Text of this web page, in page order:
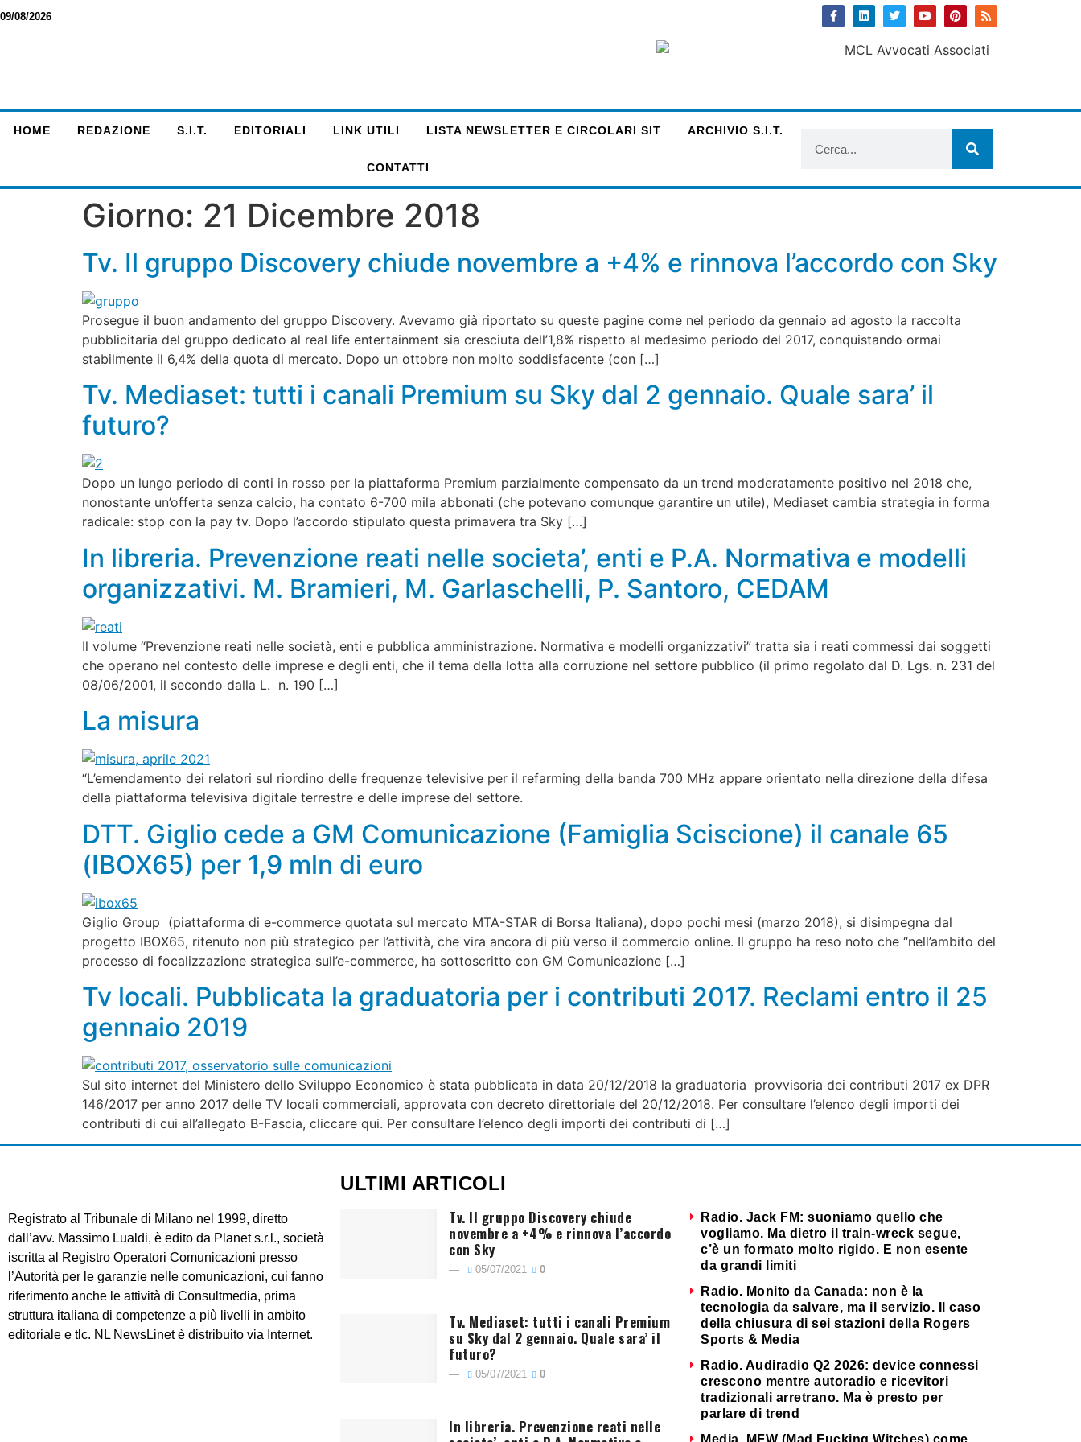
09/08/2026
HOME REDAZIONE S.I.T. EDITORIALI LINK UTILI LISTA NEWSLETTER E CIRCOLARI SIT ARCHIVIO S.I.T.
CONTATTI
Giorno: 21 Dicembre 2018
Tv. Il gruppo Discovery chiude novembre a +4% e rinnova l’accordo con Sky
Prosegue il buon andamento del gruppo Discovery. Avevamo già riportato su queste pagine come nel periodo da gennaio ad agosto la raccolta
pubblicitaria del gruppo dedicato al real life entertainment sia cresciuta dell’1,8% rispetto al medesimo periodo del 2017, conquistando ormai
stabilmente il 6,4% della quota di mercato. Dopo un ottobre non molto soddisfacente (con […]
Tv. Mediaset: tutti i canali Premium su Sky dal 2 gennaio. Quale sara’ il
futuro?
Dopo un lungo periodo di conti in rosso per la piattaforma Premium parzialmente compensato da un trend moderatamente positivo nel 2018 che,
nonostante un’offerta senza calcio, ha contato 6-700 mila abbonati (che potevano comunque garantire un utile), Mediaset cambia strategia in forma
radicale: stop con la pay tv. Dopo l’accordo stipulato questa primavera tra Sky […]
In libreria. Prevenzione reati nelle societa’, enti e P.A. Normativa e modelli
organizzativi. M. Bramieri, M. Garlaschelli, P. Santoro, CEDAM
Il volume “Prevenzione reati nelle società, enti e pubblica amministrazione. Normativa e modelli organizzativi” tratta sia i reati commessi dai soggetti
che operano nel contesto delle imprese e degli enti, che il tema della lotta alla corruzione nel settore pubblico (il primo regolato dal D. Lgs. n. 231 del
08/06/2001, il secondo dalla L. n. 190 […]
La misura
“L’emendamento dei relatori sul riordino delle frequenze televisive per il refarming della banda 700 MHz appare orientato nella direzione della difesa
della piattaforma televisiva digitale terrestre e delle imprese del settore.
DTT. Giglio cede a GM Comunicazione (Famiglia Sciscione) il canale 65
(IBOX65) per 1,9 mln di euro
Giglio Group (piattaforma di e-commerce quotata sul mercato MTA-STAR di Borsa Italiana), dopo pochi mesi (marzo 2018), si disimpegna dal
progetto IBOX65, ritenuto non più strategico per l’attività, che vira ancora di più verso il commercio online. Il gruppo ha reso noto che “nell’ambito del
processo di focalizzazione strategica sull’e-commerce, ha sottoscritto con GM Comunicazione […]
Tv locali. Pubblicata la graduatoria per i contributi 2017. Reclami entro il 25
gennaio 2019
Sul sito internet del Ministero dello Sviluppo Economico è stata pubblicata in data 20/12/2018 la graduatoria provvisoria dei contributi 2017 ex DPR
146/2017 per anno 2017 delle TV locali commerciali, approvata con decreto direttoriale del 20/12/2018. Per consultare l’elenco degli importi dei
contributi di cui all’allegato B-Fascia, cliccare qui. Per consultare l’elenco degli importi dei contributi di […]
Registrato al Tribunale di Milano nel 1999, diretto
dall’avv. Massimo Lualdi, è edito da Planet s.r.l., società
iscritta al Registro Operatori Comunicazioni presso
l’Autorità per le garanzie nelle comunicazioni, cui fanno
riferimento anche le attività di Consultmedia, prima
struttura italiana di competenze a più livelli in ambito
editoriale e tlc. NL NewsLinet è distribuito via Internet.
ULTIMI ARTICOLI
Tv. Il gruppo Discovery chiude
novembre a +4% e rinnova l’accordo
con Sky
05/07/2021 0
Tv. Mediaset: tutti i canali Premium
su Sky dal 2 gennaio. Quale sara’ il
futuro?
05/07/2021 0
In libreria. Prevenzione reati nelle
Radio. Jack FM: suoniamo quello che
vogliamo. Ma dietro il train-wreck segue,
c’è un formato molto rigido. E non esente
da grandi limiti
Radio. Monito da Canada: non è la
tecnologia da salvare, ma il servizio. Il caso
della chiusura di sei stazioni della Rogers
Sports & Media
Radio. Audiradio Q2 2026: device connessi
crescono mentre autoradio e ricevitori
tradizionali arretrano. Ma è presto per
parlare di trend